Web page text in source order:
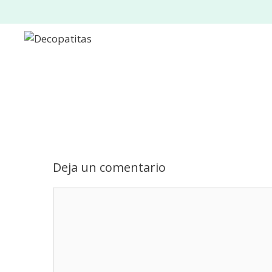
al
contenido
Deja un comentario